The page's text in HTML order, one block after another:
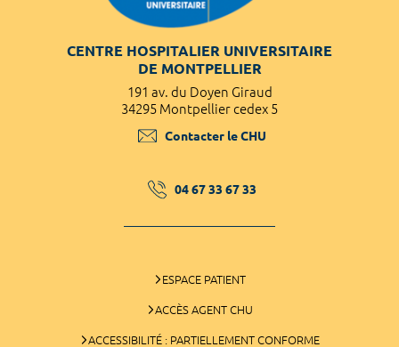
CENTRE HOSPITALIER UNIVERSITAIRE
DE MONTPELLIER
191 av. du Doyen Giraud
34295 Montpellier cedex 5
Contacter le CHU
04 67 33 67 33
ESPACE PATIENT
ACCÈS AGENT CHU
ACCESSIBILITÉ : PARTIELLEMENT CONFORME